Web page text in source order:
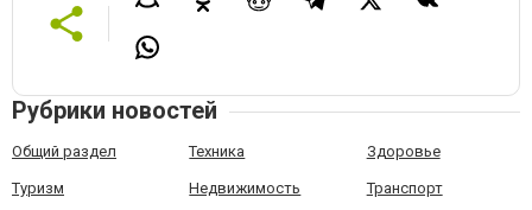
Рубрики новостей
Общий раздел Техника Здоровье
Туризм Недвижимость Транспорт